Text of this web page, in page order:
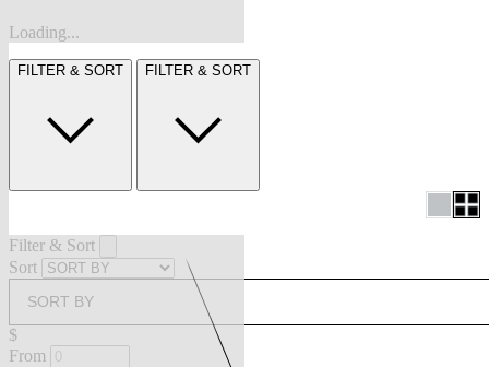
Loading...
FILTER & SORT FILTER & SORT
Filter & Sort
Sort
SORT BY
$
From